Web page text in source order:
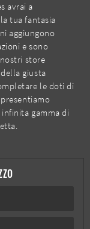
avrai a
tua fantasia
aggiungono
e sono
store
giusta
le doti di
gamma di